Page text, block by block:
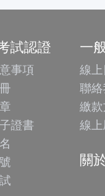
試認證
事項
證書
一
線
聯
繳
線
關